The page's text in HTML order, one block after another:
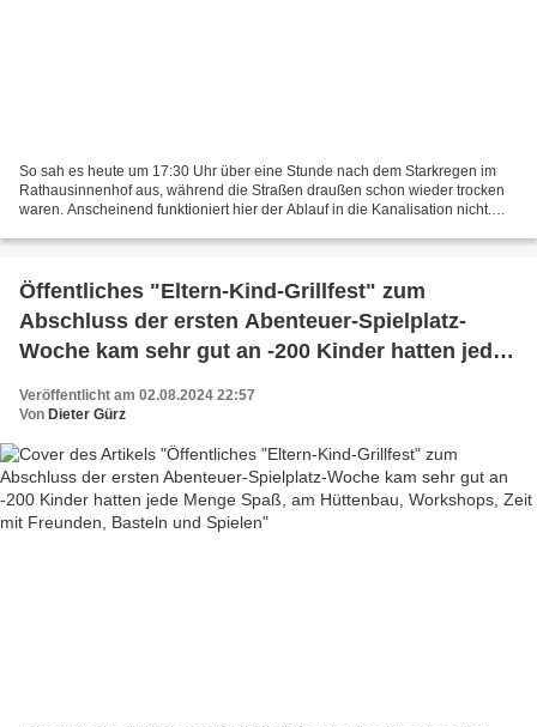
So sah es heute um 17:30 Uhr über eine Stunde nach dem Starkregen im
Rathausinnenhof aus, während die Straßen draußen schon wieder trocken
waren. Anscheinend funktioniert hier der Ablauf in die Kanalisation nicht.
Öffentliches "Eltern-Kind-Grillfest" zum
Abschluss der ersten Abenteuer-Spielplatz-
Woche kam sehr gut an -200 Kinder hatten jede
mit Freunden, Basteln und Spielen
Veröffentlicht am 02.08.2024 22:57
Von Dieter Gürz